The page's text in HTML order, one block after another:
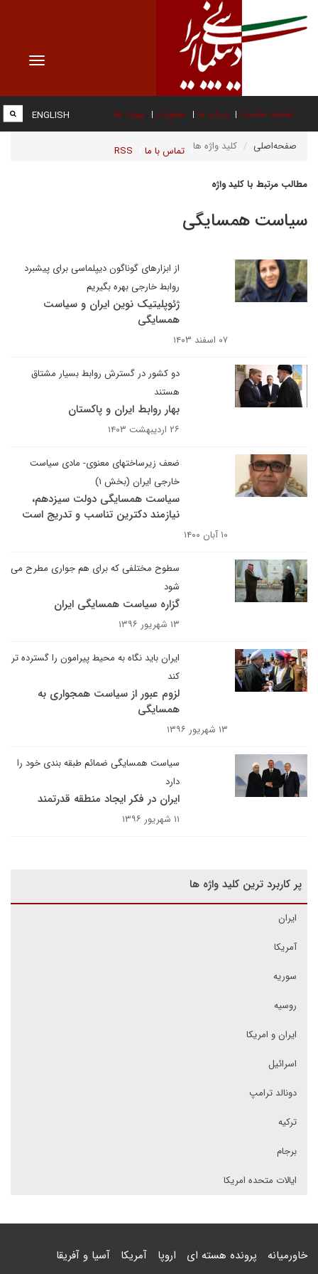
Toggle
صفحه نخست درباره ما عضویت پیوند ها
تماس با ما RSS
ENGLISH
صفحه‌اصلی کلید واژه ها
مطالب مرتبط با کلید واژه
سیاست همسایگی
از ابزارهای گوناگون دیپلماسی برای پیشبرد
روابط خارجی بهره بگیریم
ژئوپلیتیک نوین ایران و سیاست
همسایگی
۰۷ اسفند ۱۴۰۳
دو کشور در گسترش روابط بسیار مشتاق
هستند
بهار روابط ایران و پاکستان
۲۶ اردیبهشت ۱۴۰۳
ضعف زیرساختهای معنوی- مادی سیاست
خارجی ایران (بخش ۱)
سیاست همسایگی دولت سیزدهم،
نیازمند دکترین تناسب و تدریج است
۱۰ آبان ۱۴۰۰
سطوح مختلفی که برای هم جواری مطرح می
شود
گزاره سیاست همسایگی ایران
۱۳ شهریور ۱۳۹۶
ایران باید نگاه به محیط پیرامون را گسترده تر
کند
لزوم عبور از سیاست همجواری به
همسایگی
۱۳ شهریور ۱۳۹۶
سیاست همسایگی ضمائم طبقه بندی خود را
دارد
ایران در فکر ایجاد منطقه قدرتمند
۱۱ شهریور ۱۳۹۶
پر کاربرد ترین کلید واژه ها
ایران
آمریکا
سوریه
روسیه
ایران و امریکا
اسرائیل
دونالد ترامپ
ترکیه
برجام
ایالات متحده امریکا
خاورمیانه پرونده هسته ای اروپا آمریکا آسیا و آفریقا